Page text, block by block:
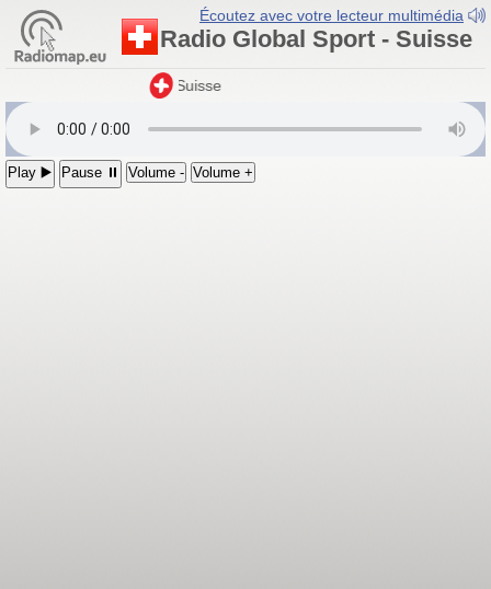
Écoutez avec votre lecteur multimédia
Radio Global Sport - Suisse
- Suisse
Play ▶️ Pause ⏸ Volume - Volume +